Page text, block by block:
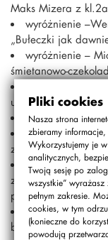
Pliki cookies
Nasza strona
zbieramy
Wykorzystujemy je
analitycznych,
Twoją sesję po
wszystkie”
pełnym zakresie.
cookies, w tym
(konieczne do
powodują
Maks Mizera z
wyróżnienie
„Bułeczki jak
wyróżnienie –
śmietanowo-
urodzinowy STO”.
kategoria
I miejsce –
zakręconą
II miejsce –
za „Roladki z
pomidorami”,
III miejsce –
brokułami,